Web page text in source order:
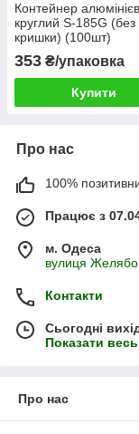
Контейнер
круглий S-185G (без
кришки) (100шт)
353 ₴/упаковка
Купити
Про нас
100%
Працює з
м. Одеса
вулиця
Контакти
Сьогодні
Показати
Про нас